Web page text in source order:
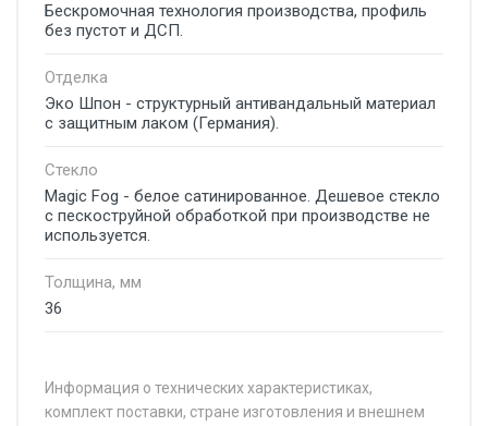
Бескромочная технология производства, профиль
без пустот и ДСП.
Отделка
Эко Шпон - структурный антивандальный материал
с защитным лаком (Германия).
Стекло
Magic Fog - белое сатинированное. Дешевое стекло
с пескоструйной обработкой при производстве не
используется.
Толщина, мм
36
Информация о технических характеристиках,
комплект поставки, стране изготовления и внешнем